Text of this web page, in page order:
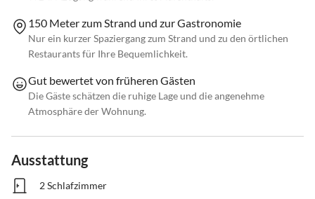
150 Meter zum Strand und zur Gastronomie
Nur ein kurzer Spaziergang zum Strand und zu den örtlichen
Restaurants für Ihre Bequemlichkeit.
Gut bewertet von früheren Gästen
Die Gäste schätzen die ruhige Lage und die angenehme
Atmosphäre der Wohnung.
Ausstattung
2 Schlafzimmer